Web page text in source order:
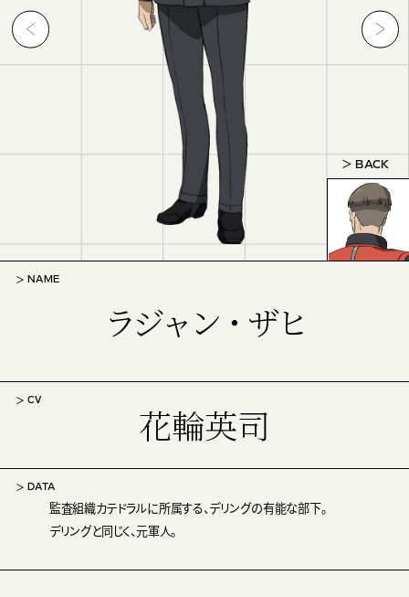
BACK
NAME
ラジャン・ザヒ
CV
花輪英司
DATA
監査組織カテドラルに所属する、デリングの有能な部下。
デリングと同じく、元軍人。